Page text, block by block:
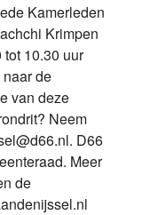
Kamerleden
Krimpen
10.30 uur
de
van deze
Neem
D66
Meer
de